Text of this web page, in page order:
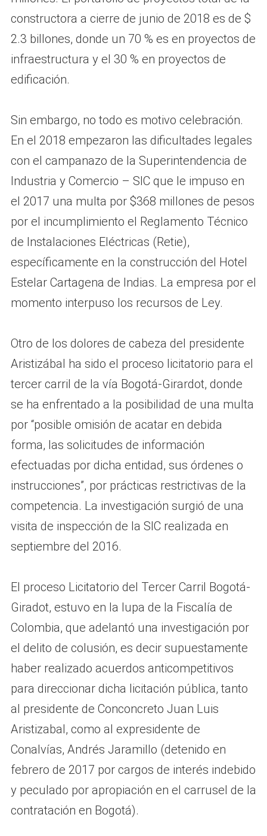
constructora a cierre de junio de 2018 es de $
2.3 billones, donde un 70 % es en proyectos de
infraestructura y el 30 % en proyectos de
edificación.
Sin embargo, no todo es motivo celebración.
En el 2018 empezaron las dificultades legales
con el campanazo de la Superintendencia de
Industria y Comercio – SIC que le impuso en
el 2017 una multa por $368 millones de pesos
por el incumplimiento el Reglamento Técnico
de Instalaciones Eléctricas (Retie),
específicamente en la construcción del Hotel
Estelar Cartagena de Indias. La empresa por el
momento interpuso los recursos de Ley.
Otro de los dolores de cabeza del presidente
Aristizábal ha sido el proceso licitatorio para el
tercer carril de la vía Bogotá-Girardot, donde
se ha enfrentado a la posibilidad de una multa
por “posible omisión de acatar en debida
forma, las solicitudes de información
efectuadas por dicha entidad, sus órdenes o
instrucciones”, por prácticas restrictivas de la
competencia. La investigación surgió de una
visita de inspección de la SIC realizada en
septiembre del 2016.
El proceso Licitatorio del Tercer Carril Bogotá-
Giradot, estuvo en la lupa de la Fiscalía de
Colombia, que adelantó una investigación por
el delito de colusión, es decir supuestamente
haber realizado acuerdos anticompetitivos
para direccionar dicha licitación pública, tanto
al presidente de Conconcreto Juan Luis
Aristizabal, como al expresidente de
Conalvías, Andrés Jaramillo (detenido en
febrero de 2017 por cargos de interés indebido
y peculado por apropiación en el carrusel de la
contratación en Bogotá).